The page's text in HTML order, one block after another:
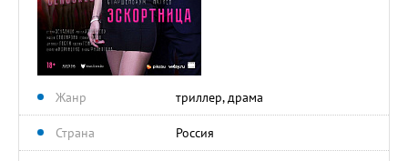
Жанр триллер, драма
Страна Россия